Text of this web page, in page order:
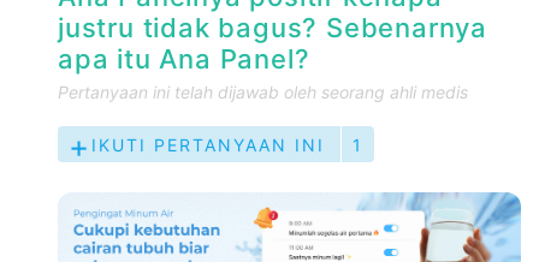
justru tidak bagus? Sebenarnya
apa itu Ana Panel?
Pertanyaan ini telah dijawab oleh seorang ahli medis
IKUTI PERTANYAAN INI 1